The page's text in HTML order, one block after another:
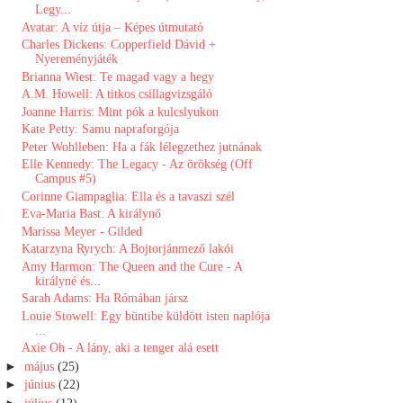
Legy...
Avatar: ​A víz útja – Képes útmutató
Charles Dickens: Copperfield ​Dávid +
Nyereményjáték
Brianna Wiest: Te ​magad vagy a hegy
A.M. Howell: A titkos csillagvizsgáló
Joanne Harris: Mint pók a kulcslyukon
Kate Petty: Samu ​napraforgója
Peter Wohlleben: Ha a fák lélegzethez jutnának
Elle Kennedy: The Legacy - Az örökség (Off
Campus #5)
Corinne Giampaglia: Ella és a tavaszi szél
Eva-Maria Bast: A királynő
Marissa Meyer - Gilded
Katarzyna Ryrych: A Bojtorjánmező lakói
Amy Harmon: The Queen and the Cure - A
királyné és...
Sarah Adams: Ha Rómában jársz
Louie Stowell: Egy ​büntibe küldött isten naplója
Axie Oh - A lány, aki a tenger alá esett
►május(25)
►június(22)